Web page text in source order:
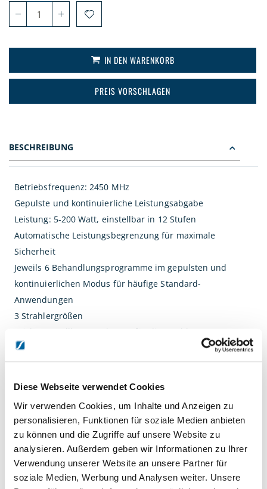
Diese Webseite verwendet Cookies
Wir verwenden Cookies, um Inhalte und Anzeigen zu
personalisieren, Funktionen für soziale Medien anbieten
zu können und die Zugriffe auf unsere Website zu
analysieren. Außerdem geben wir Informationen zu Ihrer
Verwendung unserer Website an unsere Partner für
soziale Medien, Werbung und Analysen weiter. Unsere
IN DEN WARENKORB
PREIS VORSCHLAGEN
BESCHREIBUNG
Betriebsfrequenz: 2450 MHz
Gepulste und kontinuierliche Leistungsabgabe
Leistung: 5-200 Watt, einstellbar in 12 Stufen
Automatische Leistungsbegrenzung für maximale
Sicherheit
Jeweils 6 Behandlungsprogramme im gepulsten und
kontinuierlichen Modus für häufige Standard-
Anwendungen
3 Strahlergrößen
Leicht verstellbarer Haltearm für die Strahler
Leichlauf-Rollen für gute Beweglichkeit
Umfassender Überblick über alle Therapieparameter
Maximal schneller Einstieg in die Therapie
DETAILS